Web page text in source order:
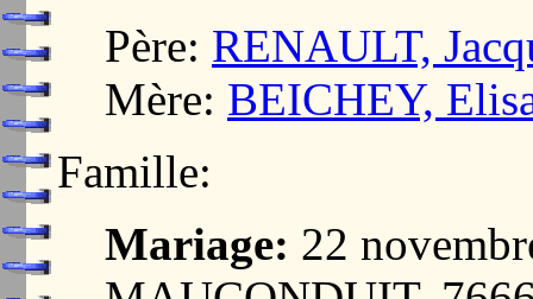
Père: RENAULT,
Mère: BEICHEY,
Famille:
Mariage: 22